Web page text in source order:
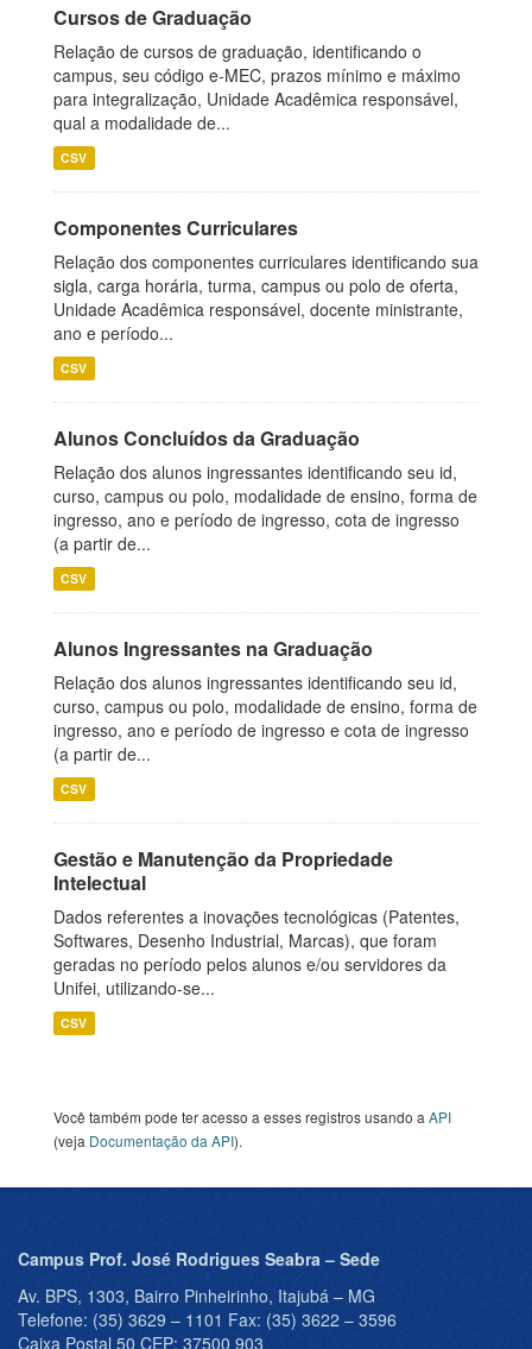
Cursos de Graduação
Relação de cursos de graduação, identificando o
campus, seu código e-MEC, prazos mínimo e máximo
para integralização, Unidade Acadêmica responsável,
qual a modalidade de...
CSV
Componentes Curriculares
Relação dos componentes curriculares identificando sua
sigla, carga horária, turma, campus ou polo de oferta,
Unidade Acadêmica responsável, docente ministrante,
ano e período...
CSV
Alunos Concluídos da Graduação
Relação dos alunos ingressantes identificando seu id,
curso, campus ou polo, modalidade de ensino, forma de
ingresso, ano e período de ingresso, cota de ingresso
(a partir de...
CSV
Alunos Ingressantes na Graduação
Relação dos alunos ingressantes identificando seu id,
curso, campus ou polo, modalidade de ensino, forma de
ingresso, ano e período de ingresso e cota de ingresso
(a partir de...
CSV
Gestão e Manutenção da Propriedade
Intelectual
Dados referentes a inovações tecnológicas (Patentes,
Softwares, Desenho Industrial, Marcas), que foram
geradas no período pelos alunos e/ou servidores da
Unifei, utilizando-se...
CSV
Você também pode ter acesso a esses registros usando a API
(veja Documentação da API).
Campus Prof. José Rodrigues Seabra – Sede
Av. BPS, 1303, Bairro Pinheirinho, Itajubá – MG
Telefone: (35) 3629 – 1101 Fax: (35) 3622 – 3596
Caixa Postal 50 CEP: 37500 903